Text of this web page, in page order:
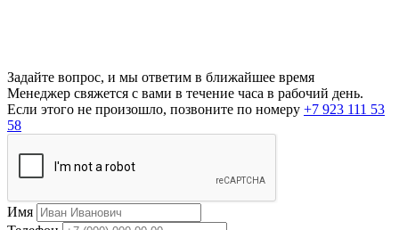
Задайте вопрос, и мы ответим в ближайшее время
Менеджер свяжется с вами в течение часа в рабочий день.
Если этого не произошло, позвоните по номеру +7 923 111 53
58
Имя